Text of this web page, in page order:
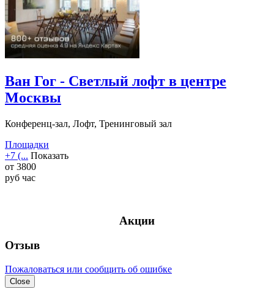
Ван Гог - Светлый лофт в центре
Москвы
Конференц-зал, Лофт, Тренинговый зал
Площадки
+7 (... Показать
от 3800
руб час
Акции
Отзыв
Пожаловаться или сообщить об ошибке
Close